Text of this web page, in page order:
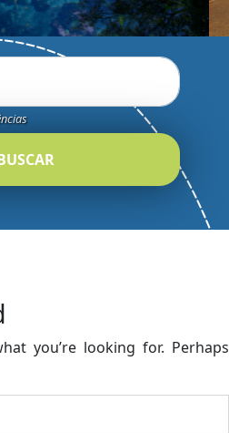
you’re looking for. Perhaps